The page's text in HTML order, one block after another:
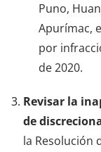
Puno,
Apurímac,
por
de 2020.
Revisar la
de
la Resolución